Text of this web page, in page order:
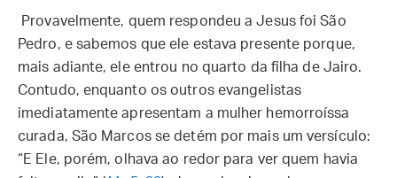
Provavelmente, quem respondeu a Jesus foi São
Pedro, e sabemos que ele estava presente porque,
mais adiante, ele entrou no quarto da filha de Jairo.
Contudo, enquanto os outros evangelistas
imediatamente apresentam a mulher hemorroíssa
curada, São Marcos se detém por mais um versículo:
“E Ele, porém, olhava ao redor para ver quem havia